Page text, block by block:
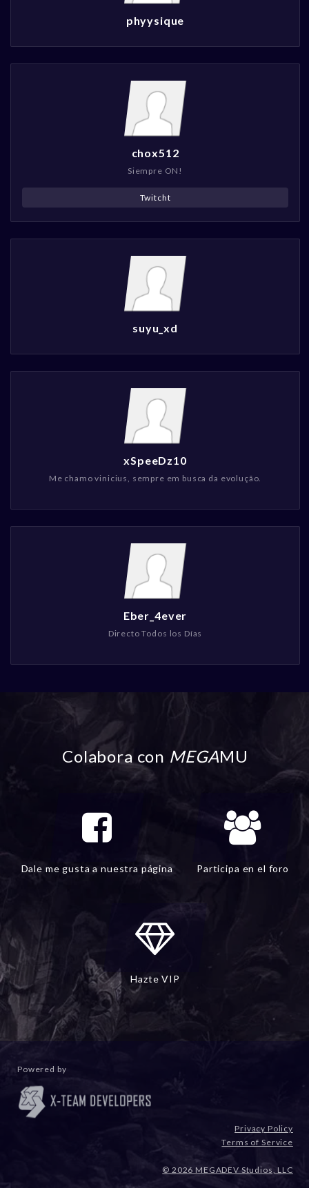
phyysique
chox512
Siempre ON!
Twitcht
suyu_xd
xSpeeDz10
Me chamo vinicius, sempre em busca da evolução.
Eber_4ever
Directo Todos los Días
Colabora con MEGAMU
Dale me gusta a nuestra página Participa en el foro
Hazte VIP
Powered by
Privacy Policy
Terms of Service
© 2026 MEGADEV Studios, LLC